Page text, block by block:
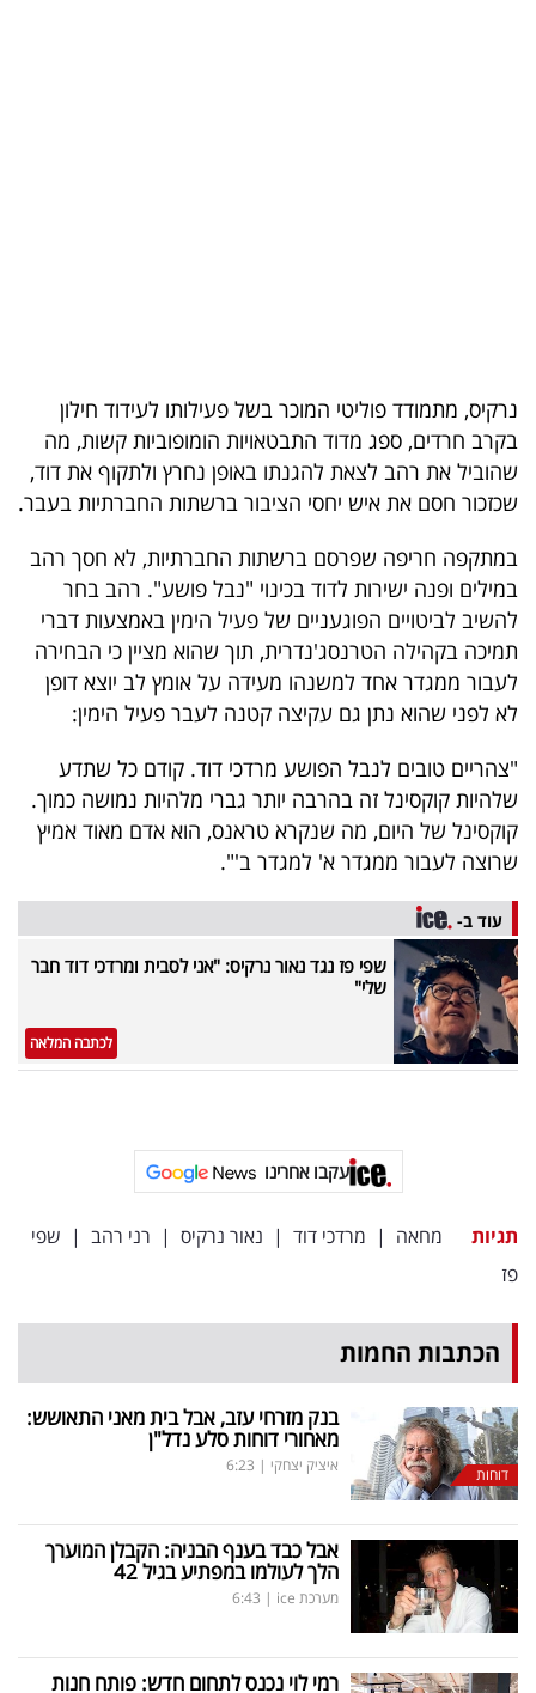
המילון
הכלכלי
פודקאסט
40
UNDER
40
פעולה
ניוזלטרים
מייל
אדום
עקבו
נרקיס, מתמודד פוליטי המוכר בשל פעילותו לעידוד חילון
בקרב חרדים, ספג מדוד התבטאויות הומופוביות קשות, מה
שהוביל את רהב לצאת להגנתו באופן נחרץ ולתקוף את דוד,
שכזכור חסם את איש יחסי הציבור ברשתות החברתיות בעבר.
במתקפה חריפה שפרסם ברשתות החברתיות, לא חסך רהב
במילים ופנה ישירות לדוד בכינוי "נבל פושע". רהב בחר
להשיב לביטויים הפוגעניים של פעיל הימין באמצעות דברי
תמיכה בקהילה הטרנסג'נדרית, תוך שהוא מציין כי הבחירה
לעבור ממגדר אחד למשנהו מעידה על אומץ לב יוצא דופן
לא לפני שהוא נתן גם עקיצה קטנה לעבר פעיל הימין:
"צהריים טובים לנבל הפושע מרדכי דוד. קודם כל שתדע
שלהיות קוקסינל זה בהרבה יותר גברי מלהיות נמושה כמוך.
קוקסינל של היום, מה שנקרא טראנס, הוא אדם מאוד אמיץ
שרוצה לעבור ממגדר א' למגדר ב'".
עוד ב-
שפי פז נגד נאור נרקיס: "אני לסבית ומרדכי דוד חבר
שלי"
לכתבה המלאה
עקבו אחרינו
תגיות מחאה | מרדכי דוד | נאור נרקיס | רני רהב | שפי
פז
הכתבות החמות
דוחות
בנק מזרחי עזב, אבל בית מאני התאושש:
מאחורי דוחות סלע נדל"ן
איציק יצחקי |
6:23
אבל כבד בענף הבניה: הקבלן המוערך
הלך לעולמו במפתיע בגיל 42
מערכת ice |
6:43
רמי לוי נכנס לתחום חדש: פותח חנות